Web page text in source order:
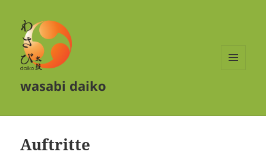
wasabi daiko
Auftritte